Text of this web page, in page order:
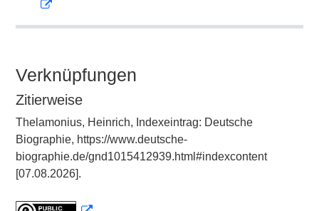
Verknüpfungen
Zitierweise
Thelamonius, Heinrich, Indexeintrag: Deutsche
Biographie, https://www.deutsche-
biographie.de/gnd1015412939.html#indexcontent
[07.08.2026].